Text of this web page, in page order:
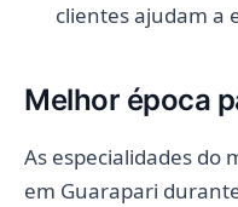
clientes ajudam a
Melhor época
As especialidades do
em Guarapari